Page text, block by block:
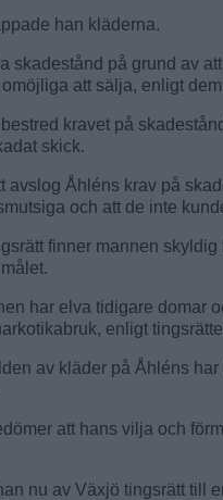
han kläderna.
skadestånd på grund av
att sälja, enligt
kravet på
skick.
avslog Åhléns krav på
och att de inte
finner mannen
har elva tidigare domar
enligt
av kläder på Åhléns
att hans vilja och
nu av Växjö tingsrätt till